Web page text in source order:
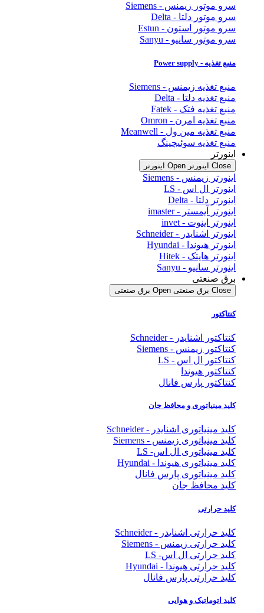
سرو موتور زیمنس - Siemens
سرو موتور دلتا - Delta
سرو موتور استون - Estun
سرو موتور سانیو - Sanyu
منبع تغذیه - Power supply
منبع تغذیه زیمنس - Siemens
منبع تغذیه دلتا - Delta
منبع تغذیه فتک - Fatek
منبع تغذیه امرن - Omron
منبع تغذیه مین ول - Meanwell
منبع تغذیه سوئیچینگ
اینورتر
Close اینورتر Open اینورتر
اینورتر زیمنس - Siemens
اینورتر ال اس - LS
اینورتر دلتا - Delta
اینورتر آیمستر - imaster
اینورتر اینوت - invet
اینورتر اشنایدر - Schneider
اینورتر هیوندا - Hyundai
اینورتر هایتک - Hitek
اینورتر سانیو - Sanyu
برق صنعتی
Close برق صنعتی Open برق صنعتی
کنتاکتور
کنتاکتور اشنایدر - Schneider
کنتاکتور زیمنس - Siemens
کنتاکتور ال اس - LS
کنتاکتور هیوندا
کنتاکتور پارس فانال
کلید مینیاتوری و محافظ جان
کلید مینیاتوری اشنایدر - Schneider
کلید مینیاتوری زیمنس - Siemens
کلید مینیاتوری ال اس- LS
کلید مینیاتوری هیوندا - Hyundai
کلید مینیاتوری پارس فانال
کلید محافظ جان
کلید حرارتی
کلید حرارتی اشنایدر - Schneider
کلید حرارتی زیمنس - Siemens
کلید حرارتی ال اس- LS
کلید حرارتی هیوندا - Hyundai
کلید حرارتی پارس فانال
کلید اتوماتیک و هوایی